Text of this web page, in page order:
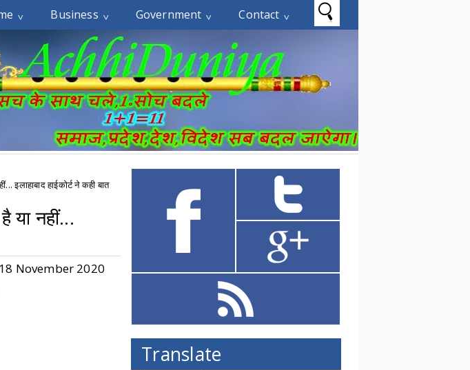
Business Government Contact
इलाहाबाद हाईकोर्ट ने कही बात
या नहीं...
18 November 2020
Translate